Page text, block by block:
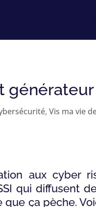
,Vis ma vie
aux cyber
qui diffusent
que ça pèche.